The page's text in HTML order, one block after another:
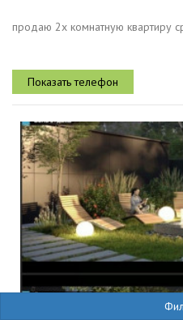
продаю 2х комнатную квартиру